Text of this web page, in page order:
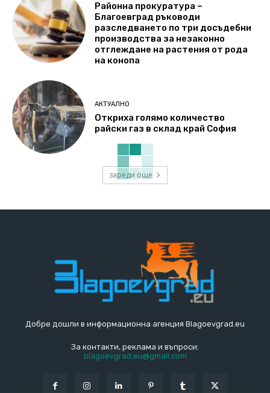
Районна прокуратура –
Благоевград ръководи
разследването по три досъдебни
производства за незаконно
отглеждане на растения от рода
на конопа
АКТУАЛНО
Откриха голямо количество
райски газ в склад край София
зареди още
Добре дошли в информационна агенция Blagoevgrad.eu
За контакти, реклама и въпроси:
blagoevgrad.eu@gmail.com